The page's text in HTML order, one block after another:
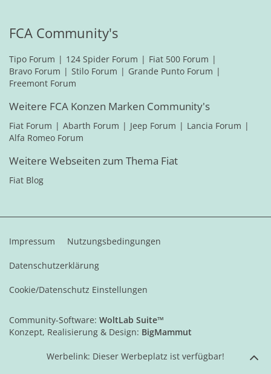
FCA Community's
Tipo Forum 124 Spider Forum
Fiat 500 Forum
Bravo Forum
Stilo Forum
Grande Punto Forum
Freemont Forum
Weitere FCA Konzen Marken Community's
Fiat Forum Abarth Forum Jeep Forum
Lancia Forum
Alfa Romeo Forum
Weitere Webseiten zum Thema Fiat
Fiat Blog
Impressum Nutzungsbedingungen
Datenschutzerklärung
Cookie/Datenschutz Einstellungen
Community-Software: WoltLab Suite™
Konzept, Realisierung & Design: BigMammut
Werbelink: Dieser Werbeplatz ist verfügbar!